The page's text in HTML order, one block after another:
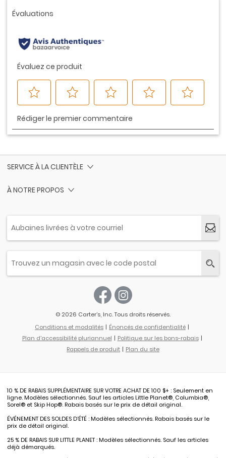
la
SERVICE À LA CLIENTÈLE
À NOTRE PROPOS
© 2026 Carter’s, Inc. Tous droits réservés.
Conditions et modalités
Énoncés de confidentialité
Plan d'accessibilité pluriannuel
Politique sur les bons-rabais
Rappels de produit
Plan du site
10 % DE RABAIS SUPPLÉMENTAIRE SUR VOTRE ACHAT DE 100 $+ : Seulement en
ligne. Modèles sélectionnés. Sauf les articles Little Planet®, Columbia®,
Sorel® et Skip Hop®. Rabais basés sur le prix de détail original.
ÉVÉNEMENT DES SOLDES D’ÉTÉ : Modèles sélectionnés. Rabais basés sur le
prix de détail original.
25 % DE RABAIS SUR LITTLE PLANET : Modèles sélectionnés. Sauf les articles
déjà démarqués.